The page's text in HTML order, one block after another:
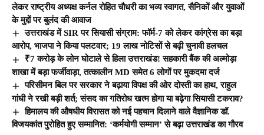
लेकर राष्ट्रीय अध्यक्ष कर्नल रोहित चौधरी का भव्य स्वागत, सैनिकों और युवाओं
के मुद्दों पर बुलंद की आवाज
उत्तराखंड में SIR पर सियासी संग्राम: फॉर्म-7 को लेकर कांग्रेस का बड़ा
आरोप, भाजपा ने किया पलटवार; 19 लाख नोटिसों से बढ़ी चुनावी हलचल
₹7 करोड़ के लोन घोटाले से हिला उत्तराखंड! सहकारी बैंक की अल्मोड़ा
शाखा में बड़ा फर्जीवाड़ा, तत्कालीन MD समेत 6 लोगों पर मुकदमा दर्ज
परिसीमन बिल पर सरकार ने बढ़ाया विपक्ष की ओर दोस्ती का हाथ, राहुल
गांधी ने रखी बड़ी शर्त; संसद का गतिरोध खत्म होगा या बढ़ेगा सियासी टकराव?
हिमालय की औषधीय विरासत को नई पहचान दिलाने वाले वैज्ञानिक डॉ.
विजयकांत पुरोहित हुए सम्मानित: ‘कर्मयोगी सम्मान’ से बढ़ा उत्तराखंड का गौरव